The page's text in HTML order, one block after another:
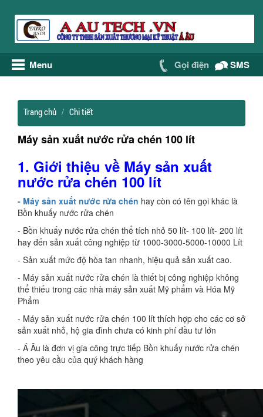
Menu Gọi điện SMS
Trang chủ Chi tiết
Máy sản xuất nước rửa chén 100 lít
1. Giới thiệu về Máy sản xuất
nước rửa chén 100 lít
- Máy sản xuất nước rửa chén hay còn có tên gọi khác là
Bồn khuấy nước rửa chén
- Bồn khuấy nước rửa chén thể tích nhỏ 50 lít- 100 lít- 200 lít
hay đến sản xuất công nghiệp từ 1000-3000-5000-10000 Lít
- Sản xuất mức độ hòa tan nhanh, hiệu quả sản xuất cao.
- Máy sản xuất nước rửa chén là thiết bị công nghiệp không
thể thiếu trong các nhà máy sản xuất Mỹ phẩm và Hóa Mỹ
Phẩm
- Máy sản xuất nước rửa chén 100 lít thích hợp cho các cơ sở
sản xuất nhỏ, hộ gia đình chưa có kinh phí đầu tư lớn
- Á Âu là đơn vị gia công trực tiếp Bồn khuấy nước rửa chén
theo yêu cầu của quý khách hàng